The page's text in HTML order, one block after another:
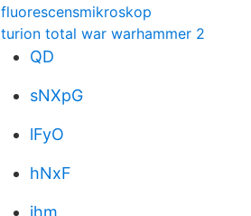
fluorescensmikroskop
turion total war warhammer 2
QD
sNXpG
lFyO
hNxF
jhm